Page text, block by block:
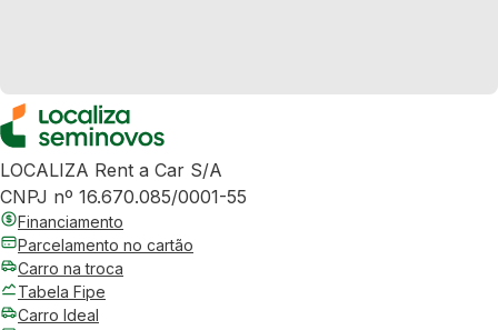
LOCALIZA Rent a Car S/A
CNPJ nº 16.670.085/0001-55
Financiamento
Parcelamento no cartão
Carro na troca
Tabela Fipe
Carro Ideal